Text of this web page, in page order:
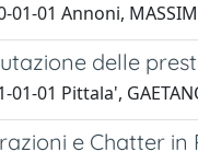
01-01 Annoni,
delle
01-01 Pittala',
e Chatter in